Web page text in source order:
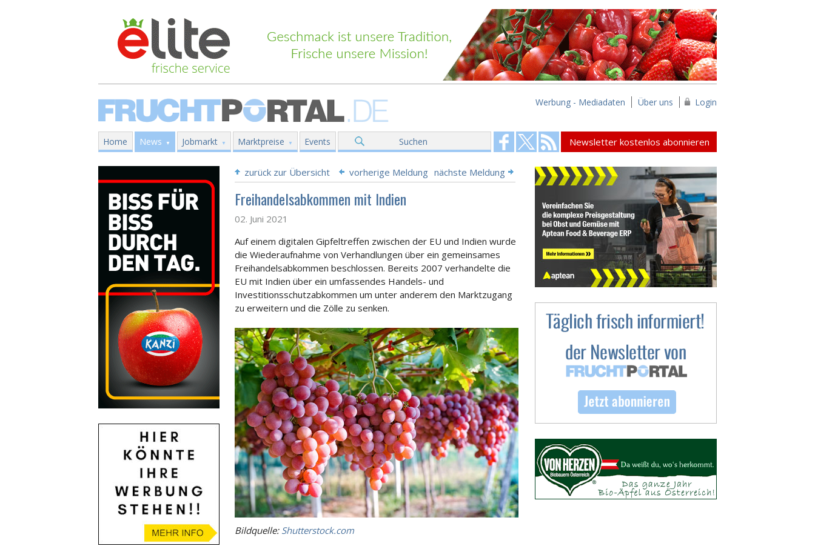
Werbung - Mediadaten Über uns Login
Home News Jobmarkt Marktpreise Events Suchen Newsletter kostenlos abonnieren
zurück zur Übersicht vorherige Meldung nächste Meldung
Freihandelsabkommen mit Indien
02. Juni 2021
Auf einem digitalen Gipfeltreffen zwischen der EU und Indien wurde
die Wiederaufnahme von Verhandlungen über ein gemeinsames
Freihandelsabkommen beschlossen. Bereits 2007 verhandelte die
EU mit Indien über ein umfassendes Handels- und
Investitionsschutzabkommen um unter anderem den Marktzugang
zu erweitern und die Zölle zu senken.
Bildquelle: Shutterstock.com